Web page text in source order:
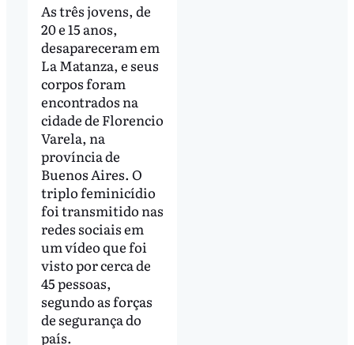
As três jovens, de
20 e 15 anos,
desapareceram em
La Matanza, e seus
corpos foram
encontrados na
cidade de Florencio
Varela, na
província de
Buenos Aires. O
triplo feminicídio
foi transmitido nas
redes sociais em
um vídeo que foi
visto por cerca de
45 pessoas,
segundo as forças
de segurança do
país.